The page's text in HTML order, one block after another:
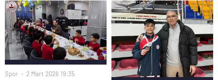
Spor 2 Mart 2026 19:35